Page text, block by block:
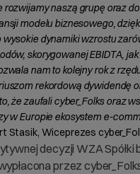
rozwijamy naszą grupę oraz
modelu biznesowego,
dynamiki wzrostu
skorygowanej EBIDTA,
nam to kolejny rok z
rekordową dywidendę
że zaufali cyber_Folks oraz
w Europie ekosystem e-
Stasik, Wiceprezes
decyzji WZA Spółki
przez